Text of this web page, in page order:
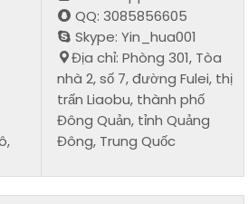
QQ: 3085856605
Skype: Yin_hua001
Địa chỉ: Phòng 301, Tòa
nhà 2, số 7, đường Fulei, thị
trấn Liaobu, thành phố
Đông Quản, tỉnh Quảng
Đông, Trung Quốc